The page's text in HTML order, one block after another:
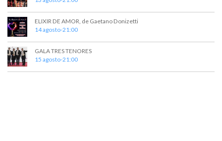
ELIXIR DE AMOR, de Gaetano Donizetti
14 agosto-21:00
GALA TRES TENORES
15 agosto-21:00